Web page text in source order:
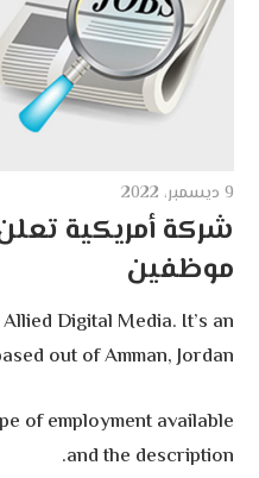
9 ديسمبر، 2022
شركة أمريكية
موظفين
Digital Media. It’s an
out of Amman, Jordan.
of employment available
and the description.